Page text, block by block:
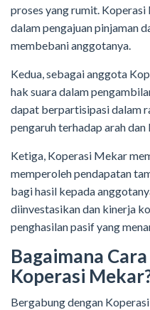
proses yang rumit.
dalam pengajuan pinjaman
membebani anggotanya.
Kedua, sebagai anggota
hak suara dalam
dapat berpartisipasi dalam
pengaruh terhadap arah
Ketiga, Koperasi Mekar
memperoleh pendapatan
bagi hasil kepada
diinvestasikan dan kinerja
penghasilan pasif yang
Bagaimana
Koperasi
Bergabung dengan